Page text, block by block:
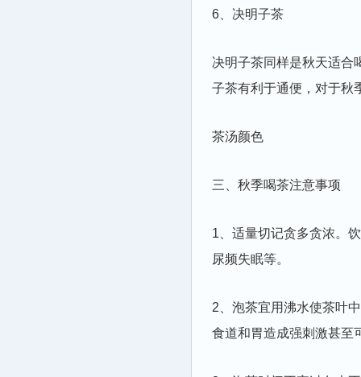
6、决明子茶
决明子茶同样是秋天适合
子茶有利于通便，对于秋
茶汤颜色
三、秋季喝茶注意事项
1、适量切记贪多贪浓。
尿频失眠等。
2、泡茶宜用沸水使茶叶
食道和胃造成强刺激甚至